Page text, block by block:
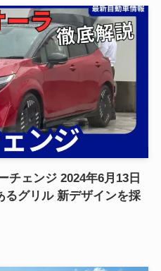
チェンジ 2024年6月13日
るグリル 新デザインを採